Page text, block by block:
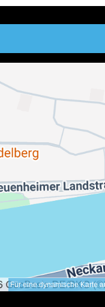
Für eine dynamische Karte